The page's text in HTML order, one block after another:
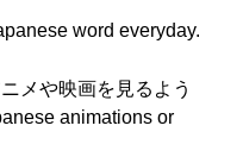
word everyday.
メや映画を見るよう
animations or